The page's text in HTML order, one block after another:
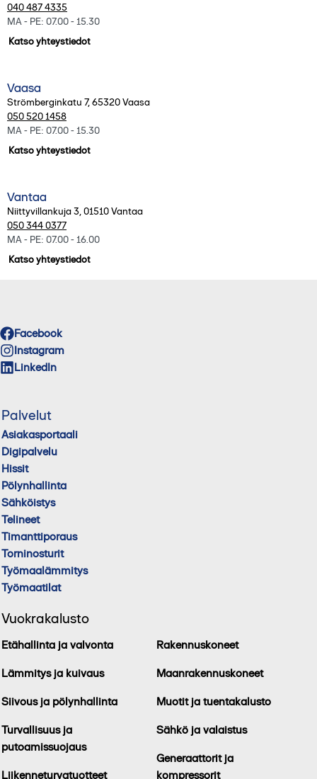
040 487 4335
MA - PE: 07.00 - 15.30
Katso yhteystiedot
Vaasa
Strömberginkatu 7,65320Vaasa
050 520 1458
MA - PE: 07.00 - 15.30
Katso yhteystiedot
Vantaa
Niittyvillankuja 3,01510Vantaa
050 344 0377
MA - PE: 07.00 - 16.00
Katso yhteystiedot
Facebook
Instagram
LinkedIn
Palvelut
Asiakasportaali
Digipalvelu
Hissit
Pölynhallinta
Sähköistys
Telineet
Timanttiporaus
Torninosturit
Työmaalämmitys
Työmaatilat
Vuokrakalusto
Etähallinta ja valvonta
Lämmitys ja kuivaus
Siivous ja pölynhallinta
Turvallisuus ja
putoamissuojaus
Liikenneturvatuotteet
Rakennuskoneet
Maanrakennuskoneet
Muotit ja tuentakalusto
Sähkö ja valaistus
Generaattorit ja
kompressorit